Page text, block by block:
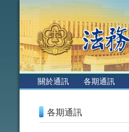
關於通訊 各期通訊
各期通訊